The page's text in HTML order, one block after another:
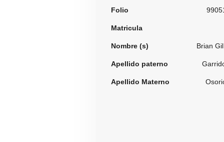
Folio
Matricula
Nombre (s) Brian Gil
Apellido paterno
Apellido Materno